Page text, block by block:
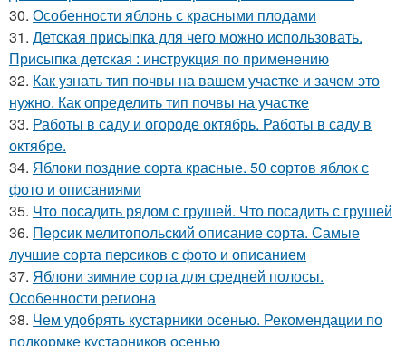
30. Особенности яблонь с красными плодами
31. Детская присыпка для чего можно использовать.
Присыпка детская : инструкция по применению
32. Как узнать тип почвы на вашем участке и зачем это
нужно. Как определить тип почвы на участке
33. Работы в саду и огороде октябрь. Работы в саду в
октябре.
34. Яблоки поздние сорта красные. 50 сортов яблок с
фото и описаниями
35. Что посадить рядом с грушей. Что посадить с грушей
36. Персик мелитопольский описание сорта. Самые
лучшие сорта персиков с фото и описанием
37. Яблони зимние сорта для средней полосы.
Особенности региона
38. Чем удобрять кустарники осенью. Рекомендации по
подкормке кустарников осенью